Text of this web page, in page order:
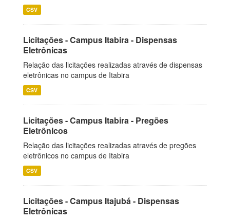
CSV
Licitações - Campus Itabira - Dispensas
Eletrônicas
Relação das licitações realizadas através de dispensas
eletrônicas no campus de Itabira
CSV
Licitações - Campus Itabira - Pregões
Eletrônicos
Relação das licitações realizadas através de pregões
eletrônicos no campus de Itabira
CSV
Licitações - Campus Itajubá - Dispensas
Eletrônicas